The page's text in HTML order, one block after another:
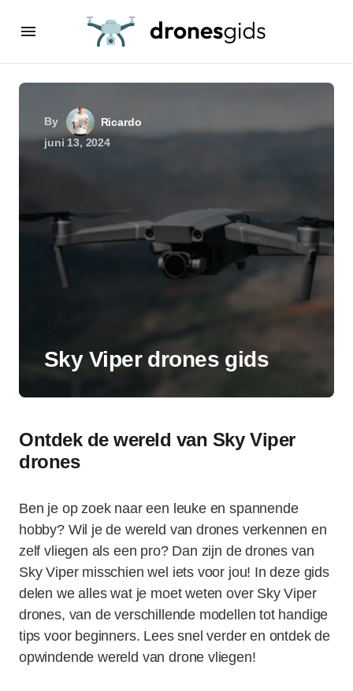
By
Ricardo
juni 13, 2024
Sky Viper drones gids
Ontdek de wereld van Sky Viper
drones
Ben je op zoek naar een leuke en spannende
hobby? Wil je de wereld van drones verkennen en
zelf vliegen als een pro? Dan zijn de drones van
Sky Viper misschien wel iets voor jou! In deze gids
delen we alles wat je moet weten over Sky Viper
drones, van de verschillende modellen tot handige
tips voor beginners. Lees snel verder en ontdek de
opwindende wereld van drone vliegen!